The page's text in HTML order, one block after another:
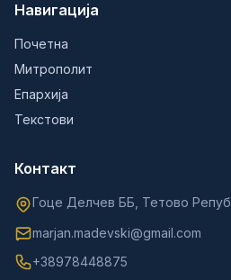
Навигација
Почетна
Митрополит
Епархија
Текстови
Контакт
Гоце Делчев ББ, Тетово
marjan.madevski@gmail.com
+38978448875